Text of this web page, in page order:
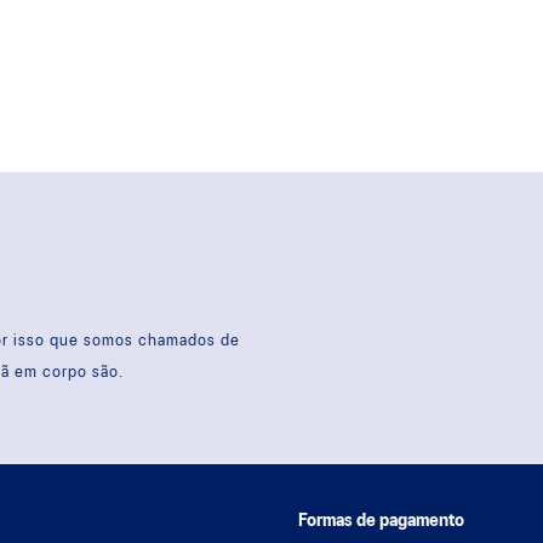
isso que somos chamados de
em corpo são.
Formas de pagamento